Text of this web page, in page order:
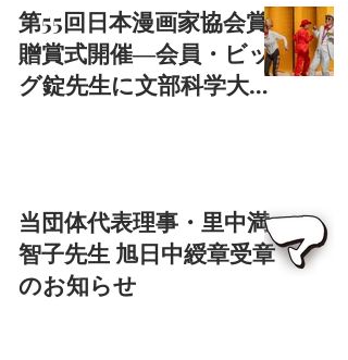
第55回日本漫画家協会賞
贈賞式開催―会員・ビッ
グ錠先生に文部科学大臣
当団体代表理事・里中満
智子先生 旭日中綬章受章
のお知らせ